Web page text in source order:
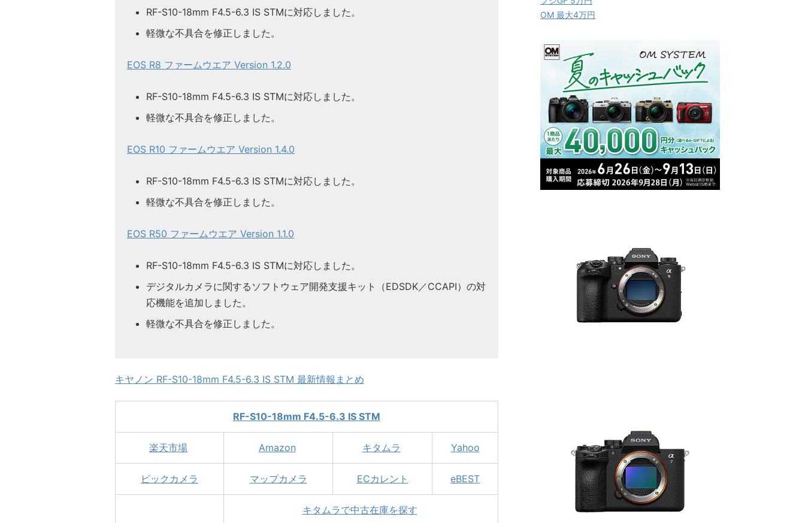
RF-S10-18mm F4.5-6.3 IS STMに対応しました。
軽微な不具合を修正しました。
EOS R8 ファームウエア Version 1.2.0
RF-S10-18mm F4.5-6.3 IS STMに対応しました。
軽微な不具合を修正しました。
EOS R10 ファームウエア Version 1.4.0
RF-S10-18mm F4.5-6.3 IS STMに対応しました。
軽微な不具合を修正しました。
EOS R50 ファームウエア Version 1.1.0
RF-S10-18mm F4.5-6.3 IS STMに対応しました。
デジタルカメラに関するソフトウェア開発支援キット（EDSDK／CCAPI）の対
応機能を追加しました。
軽微な不具合を修正しました。
キヤノン RF-S10-18mm F4.5-6.3 IS STM 最新情報まとめ
RF-S10-18mm F4.5-6.3 IS STM
楽天市場 Amazon キタムラ Yahoo
ビックカメラ マップカメラ ECカレント eBEST
キタムラで中古在庫を探す
OM 最大4万円